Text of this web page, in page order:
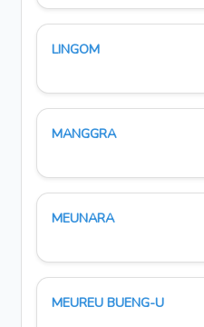
LINGOM
MANGGRA
MEUNARA
MEUREU BUENG-U